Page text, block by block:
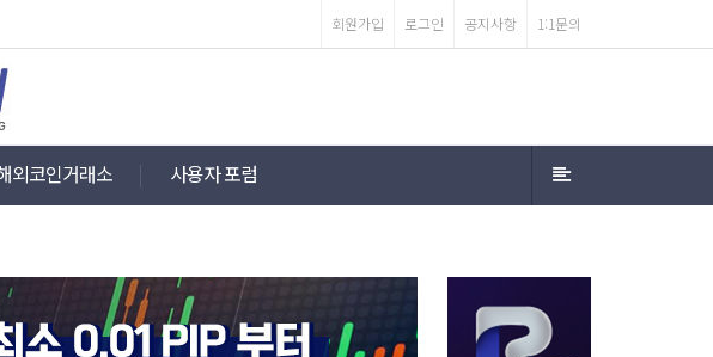
회원가입 로그인 공지사항 1:1문의
외코인거래소 사용자 포럼